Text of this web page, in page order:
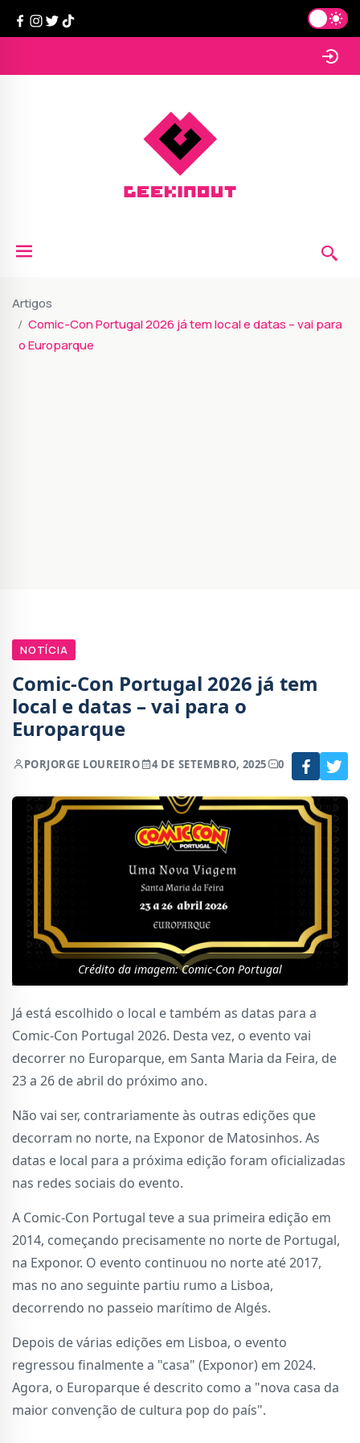
Artigos
Comic-Con Portugal 2026 já tem local e datas – vai para
o Europarque
NOTÍCIA
Comic-Con Portugal 2026 já tem
local e datas – vai para o
Europarque
PORJORGE LOUREIRO 4 DE SETEMBRO, 2025 0
Crédito da imagem: Comic-Con Portugal
Já está escolhido o local e também as datas para a
Comic-Con Portugal 2026. Desta vez, o evento vai
decorrer no Europarque, em Santa Maria da Feira, de
23 a 26 de abril do próximo ano.
Não vai ser, contrariamente às outras edições que
decorram no norte, na Exponor de Matosinhos. As
datas e local para a próxima edição foram oficializadas
nas redes sociais do evento.
A Comic-Con Portugal teve a sua primeira edição em
2014, começando precisamente no norte de Portugal,
na Exponor. O evento continuou no norte até 2017,
mas no ano seguinte partiu rumo a Lisboa,
decorrendo no passeio marítimo de Algés.
Depois de várias edições em Lisboa, o evento
regressou finalmente a "casa" (Exponor) em 2024.
Agora, o Europarque é descrito como a "nova casa da
maior convenção de cultura pop do país".